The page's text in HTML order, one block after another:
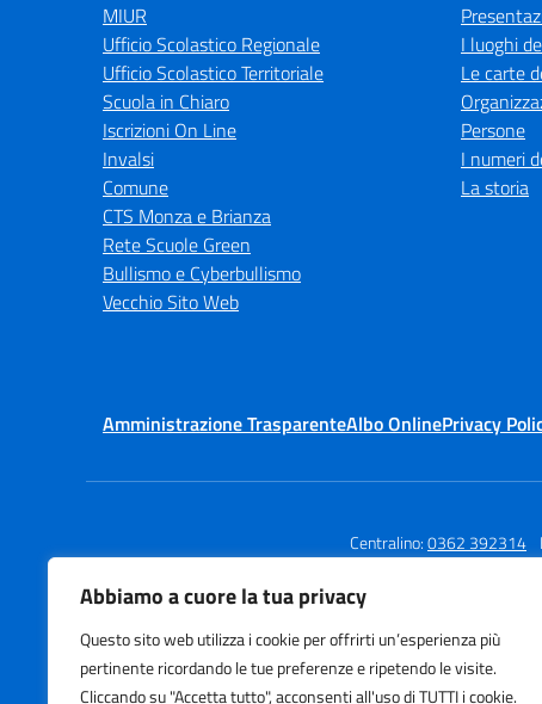
Abbiamo a cuore la tua privacy
Questo sito web utilizza i cookie per offrirti un’esperienza più
pertinente ricordando le tue preferenze e ripetendo le visite.
Cliccando su "Accetta tutto", acconsenti all'uso di TUTTI i cookie.
MIUR
Ufficio Scolastico Regionale
Ufficio Scolastico Territoriale
Scuola in Chiaro
Iscrizioni On Line
Invalsi
Comune
CTS Monza e Brianza
Rete Scuole Green
Bullismo e Cyberbullismo
Vecchio Sito Web
I luoghi
Le carte
Persone
I numeri
La storia
Amministrazione TrasparenteAlbo OnlinePrivacy
Centralino:0362 392314
Istituto Comprensivo
Via Agnesi